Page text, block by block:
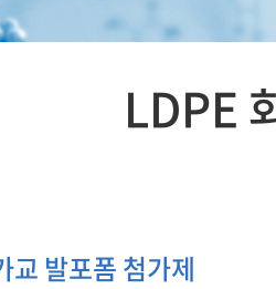
LDPE
교 발포폼 첨가제